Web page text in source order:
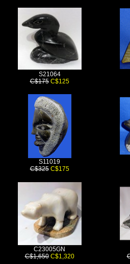
S21064
C$175 C$125
S11019
C$325 C$175
C23005GN
C$1,650 C$1,320